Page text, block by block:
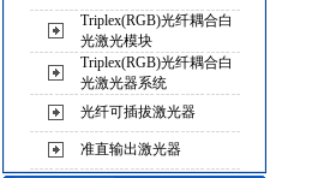
Triplex(RGB)光纤耦合白
光激光模块
Triplex(RGB)光纤耦合白
光激光器系统
光纤可插拔激光器
准直输出激光器